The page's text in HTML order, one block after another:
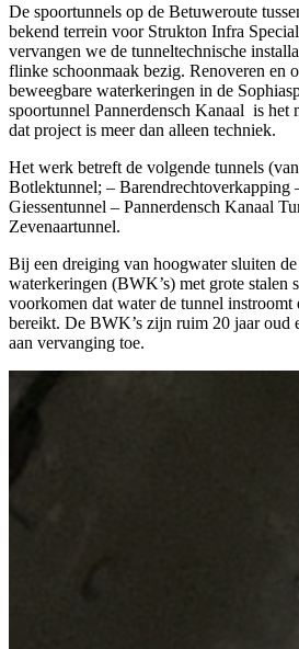
De spoortunnels op de Betuweroute
bekend terrein voor Strukton Infra
vervangen we de tunneltechnische
flinke schoonmaak bezig. Renoveren en
beweegbare waterkeringen in de
spoortunnel Pannerdensch Kanaal is het
dat project is meer dan alleen techniek.
Het werk betreft de volgende tunnels
Botlektunnel; – Barendrechtoverkapping
Giessentunnel – Pannerdensch Kanaal
Zevenaartunnel.
Bij een dreiging van hoogwater sluiten
waterkeringen (BWK’s) met grote stalen
voorkomen dat water de tunnel instroomt
bereikt. De BWK’s zijn ruim 20 jaar oud
aan vervanging toe.